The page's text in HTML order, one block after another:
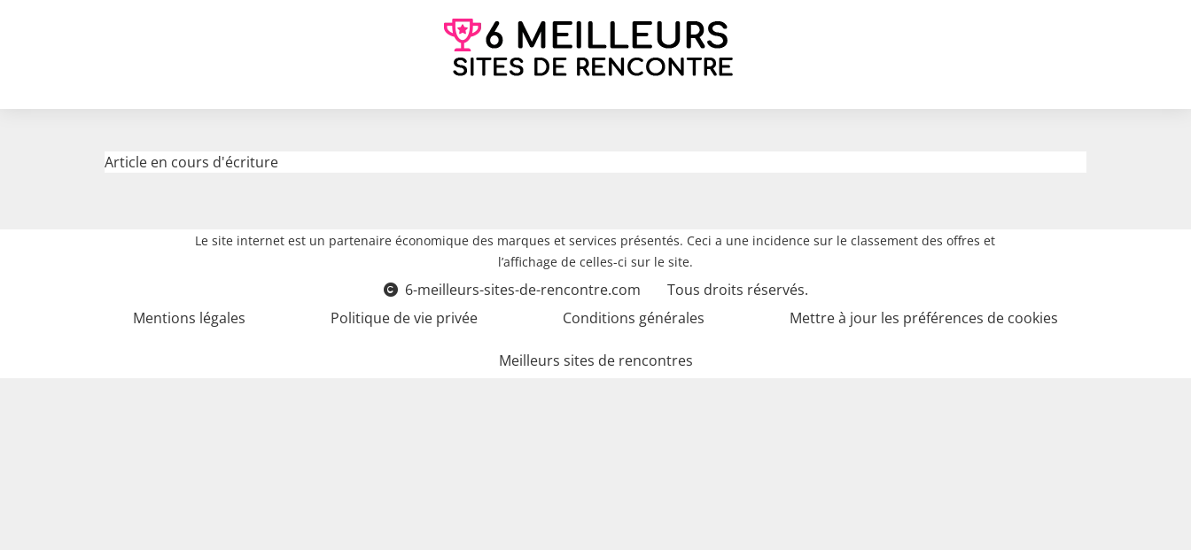
Article en cours d'écriture
Le site internet est un partenaire économique des marques et services présentés. Ceci a une incidence sur le classement des offres et
l’affichage de celles-ci sur le site.
6-meilleurs-sites-de-rencontre.com
Tous droits réservés.
Mentions légales
Politique de vie privée Conditions générales Mettre à jour les préférences de cookies
Meilleurs sites de rencontres